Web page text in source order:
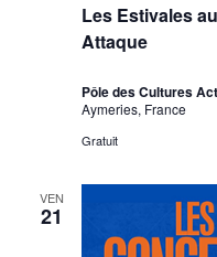
Les Estivales
Attaque
Pôle des Cultures
Aymeries, France
Gratuit
VEN
21